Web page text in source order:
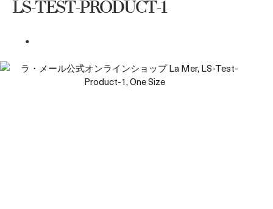
LS-TEST-PRODUCT-1
.